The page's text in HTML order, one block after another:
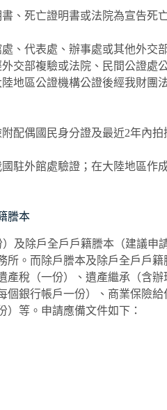
、死亡證明書或法院為宣告死
、代表處、辦事處或其他外交
交部複驗或法院、民間公證處
地區公證機構公證後經我財團
配偶國民身分證及最近2年內拍
駐外館處驗證；在大陸地區作
謄本
及除戶全戶戶籍謄本（建議申
所。而除戶謄本及除戶全戶戶籍
稅（一份）、遺產繼承（含辦
個銀行帳戶一份）、商業保險給
等。申請應備文件如下：